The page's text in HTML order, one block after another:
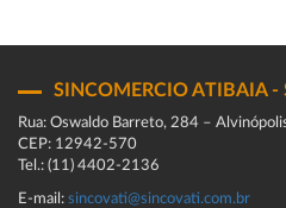
SINCOMERCIO ATIBAIA -
Rua: Oswaldo Barreto, 284 –
CEP: 12942-570
Tel.: (11) 4402-2136
E-mail: sincovati@sincovati.com.br